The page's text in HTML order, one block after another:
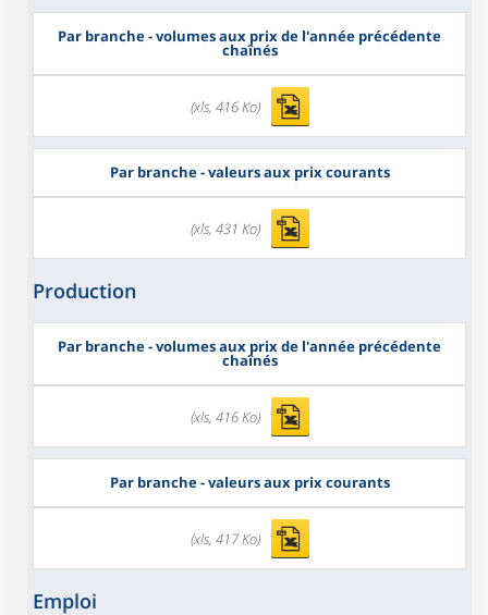
Par branche - volumes aux prix de l'année précédente
chaînés
(xls, 416 Ko)
Par branche - valeurs aux prix courants
(xls, 431 Ko)
Production
Par branche - volumes aux prix de l'année précédente
chaînés
(xls, 416 Ko)
Par branche - valeurs aux prix courants
(xls, 417 Ko)
Emploi